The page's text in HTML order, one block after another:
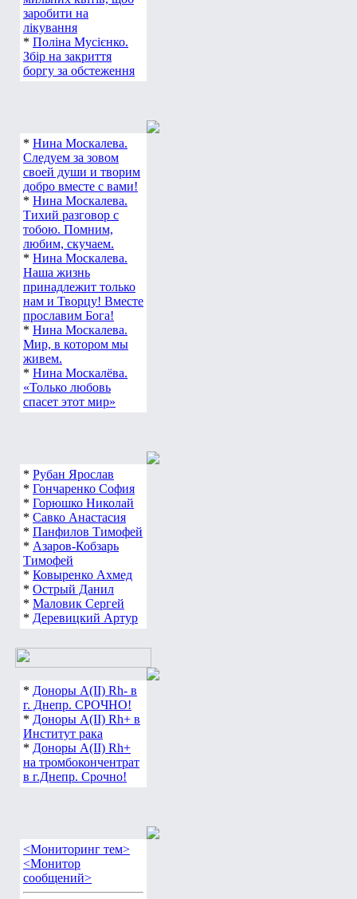
заробити на
лікування
* Поліна Мусієнко.
Збір на закриття
боргу за обстеження
* Нина Москалева.
Следуем за зовом
своей души и творим
добро вместе с вами!
* Нина Москалева.
Тихий разговор с
тобою. Помним,
любим, скучаем.
* Нина Москалева.
Наша жизнь
принадлежит только
нам и Творцу! Вместе
прославим Бога!
* Нина Москалева.
Мир, в котором мы
живем.
* Нина Москалёва.
«Только любовь
спасет этот мир»
* Рубан Ярослав
* Гончаренко София
* Горюшко Николай
* Савко Анастасия
* Панфилов Тимофей
* Азаров-Кобзарь
Тимофей
* Ковыренко Ахмед
* Острый Данил
* Маловик Сергей
* Деревицкий Артур
* Доноры А(ІІ) Rh- в
г. Днепр. СРОЧНО!
* Доноры А(ІІ) Rh+ в
Институт рака
* Доноры А(ІІ) Rh+
на тромбокончентрат
в г.Днепр. Срочно!
<Мониторинг тем>
<Монитор
сообщений>